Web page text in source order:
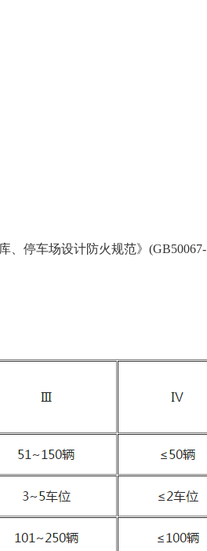
停车场设计防火规范》(GB50067-